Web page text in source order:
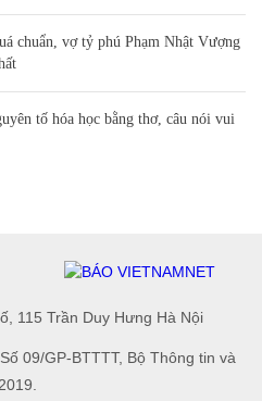
chuẩn, vợ tỷ phú Phạm Nhật Vượng
tố hóa học bằng thơ, câu nói vui
115 Trần Duy Hưng Hà Nội
09/GP-BTTTT, Bộ Thông tin và